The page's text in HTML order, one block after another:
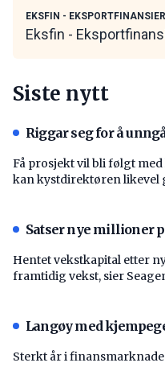
EKSFIN -
Eksfin -
Siste nytt
Riggar seg for å
Få prosjekt vil bli følgt
kan kystdirektøren likevel
Satser nye millioner
Hentet vekstkapital etter
framtidig vekst, sier
Langøy med
Sterkt år i